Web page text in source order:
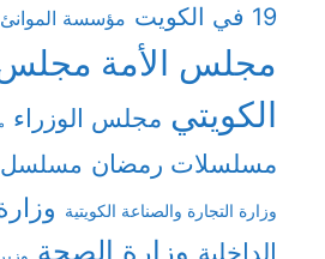
19 في الكويت
مؤسسة الموانئ
مجلس الأمة مجلس
الكويتي مجلس الوزراء
مسلسلات رمضان مسلسل
وزارة التجارة والصناعة الكويتية
الداخلية وزارة الصحة